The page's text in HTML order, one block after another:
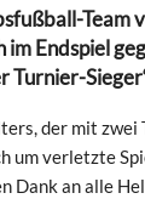
Team
im Endspiel
Turnier-
der mit
um verletzte
Dank an alle